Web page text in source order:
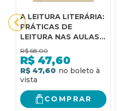
A LEITURA LITERÁRIA:
PRÁTICAS DE
LEITURA NAS AULAS
DE LÍNGUA
PORTUGUESA NO
ENSINO
FUNDAMENTAL
R$ 68,00
R$ 47,60
R$ 47,60
COMPRAR